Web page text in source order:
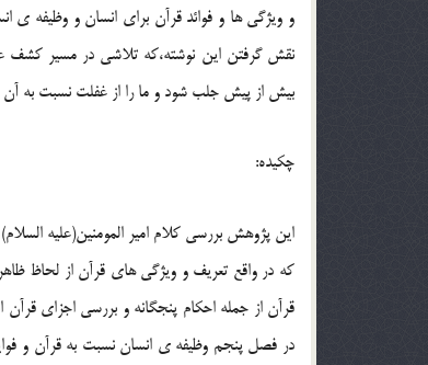
و ویژگی ها و فوائد قرآن برای انسان و وظیفه ی
نقش گرفتن این نوشته،که تلاشی در مسیر
بیش از پیش جلب شود و ما را از غفلت نسبت به آن
چکیده:
که در واقع تعریف و ویژگی های قرآن از لحاظ
قرآن از جمله احکام پنجگانه و بررسی اجزای
در فصل پنجم وظیفه ی انسان نسبت به قرآن و